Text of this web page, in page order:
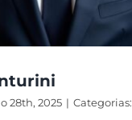
28th, 2025 | Categorias: